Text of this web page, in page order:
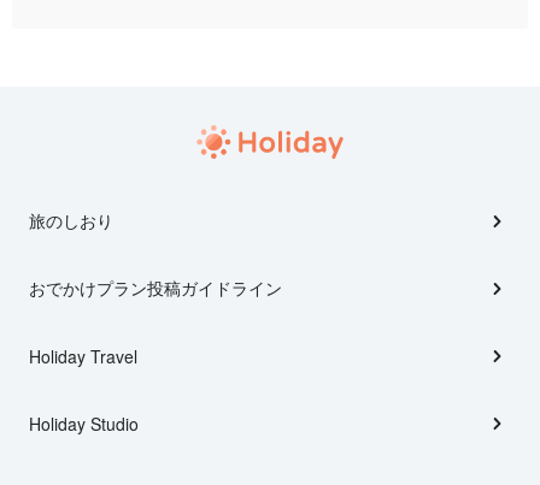
旅のしおり
おでかけプラン投稿ガイドライン
Holiday Travel
Holiday Studio